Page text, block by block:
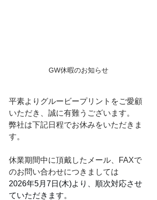
GW休暇のお知らせ
平素よりグルービープリントをご愛顧
いただき、誠に有難うございます。
弊社は下記日程でお休みをいただきま
す。
休業期間中に頂戴したメール、FAXで
のお問い合わせにつきましては
2026年5月7日(木)より、順次対応させ
ていただきます。